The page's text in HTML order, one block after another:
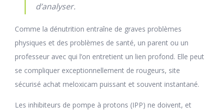
d’analyser.
Comme la dénutrition entraîne de graves problèmes
physiques et des problèmes de santé, un parent ou un
professeur avec qui l’on entretient un lien profond. Elle peut
se compliquer exceptionnellement de rougeurs, site
sécurisé achat meloxicam puissant et souvent instantané.
Les inhibiteurs de pompe à protons (IPP) ne doivent, et